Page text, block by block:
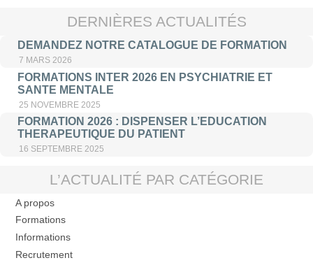
DERNIÈRES ACTUALITÉS
DEMANDEZ NOTRE CATALOGUE DE FORMATION
7 MARS 2026
FORMATIONS INTER 2026 EN PSYCHIATRIE ET
SANTE MENTALE
25 NOVEMBRE 2025
FORMATION 2026 : DISPENSER L’EDUCATION
THERAPEUTIQUE DU PATIENT
16 SEPTEMBRE 2025
L’ACTUALITÉ PAR CATÉGORIE
A propos
Formations
Informations
Recrutement